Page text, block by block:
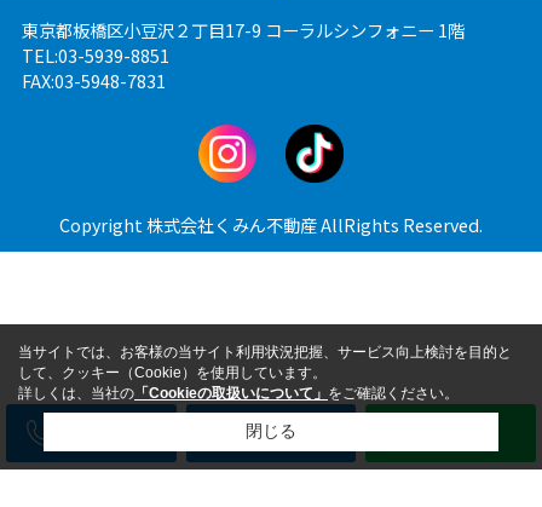
東京都板橋区小豆沢２丁目17-9 コーラルシンフォニー 1階
TEL:03-5939-8851
FAX:03-5948-7831
Copyright 株式会社くみん不動産 AllRights Reserved.
メール
当サイトでは、お客様の当サイト利用状況把握、サービス向上検討を目的と
して、クッキー（Cookie）を使用しています。
詳しくは、当社の 「Cookieの取扱いについて」 をご確認ください。
閉じる